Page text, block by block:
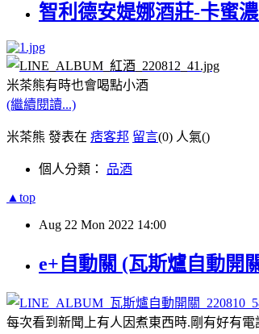
智利德安媞娜酒莊-卡蜜
米茶熊有時也會喝點小酒
(繼續閱讀...)
米茶熊 發表在 痞客邦 留言(0) 人氣()
個人分類： 品酒
▲top
Aug 22 Mon 2022 14:00
e+自動關 (瓦斯爐自動開
每次看到新聞上有人因煮東西時.剛有好有電